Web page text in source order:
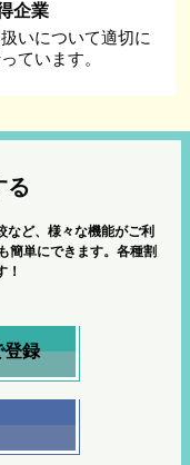
企業
いについて適切に
ています。
る
など、様々な機能がご利
簡単にできます。各種割
！
登録